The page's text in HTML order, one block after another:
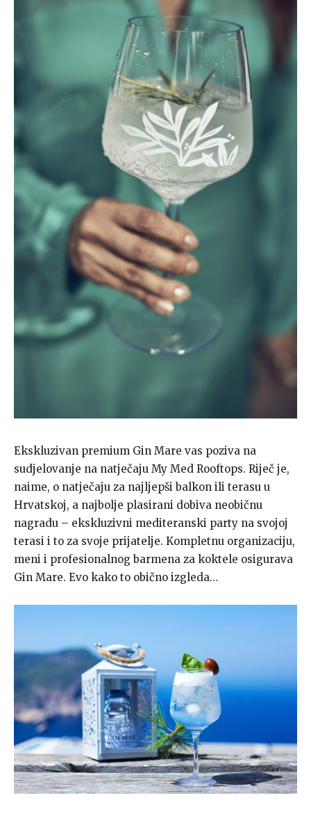
Ekskluzivan premium Gin Mare vas poziva na
sudjelovanje na natječaju My Med Rooftops. Riječ je,
naime, o natječaju za najljepši balkon ili terasu u
Hrvatskoj, a najbolje plasirani dobiva neobičnu
nagradu – ekskluzivni mediteranski party na svojoj
terasi i to za svoje prijatelje. Kompletnu organizaciju,
meni i profesionalnog barmena za koktele osigurava
Gin Mare. Evo kako to obično izgleda…